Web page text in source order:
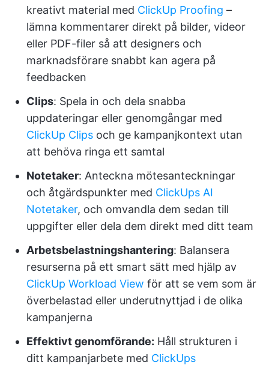
kreativt material med ClickUp Proofing –
lämna kommentarer direkt på bilder, videor
eller PDF-filer så att designers och
marknadsförare snabbt kan agera på
feedbacken
Clips: Spela in och dela snabba
uppdateringar eller genomgångar med
ClickUp Clips och ge kampanjkontext utan
att behöva ringa ett samtal
Notetaker: Anteckna mötesanteckningar
och åtgärdspunkter med ClickUps AI
Notetaker, och omvandla dem sedan till
uppgifter eller dela dem direkt med ditt team
Arbetsbelastningshantering: Balansera
resurserna på ett smart sätt med hjälp av
ClickUp Workload View för att se vem som är
överbelastad eller underutnyttjad i de olika
kampanjerna
Effektivt genomförande: Håll strukturen i
ditt kampanjarbete med ClickUps